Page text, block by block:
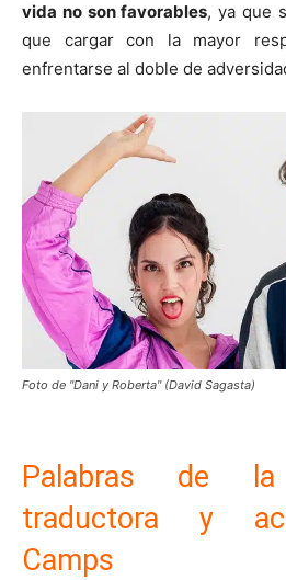
vida no son favorables, ya que
que cargar con la mayor
enfrentarse al doble de
Foto de "Dani y Roberta" (David Sagasta)
Palabras de la
traductora y
Camps